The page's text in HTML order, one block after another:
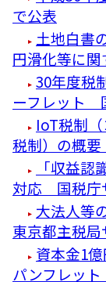
で公表
土地白書
円滑化等に
30年度税
ーフレット
IoT税制
税制）の概
「収益
対応 国税庁
大法人等
東京都主税
資本金1
パンフレッ